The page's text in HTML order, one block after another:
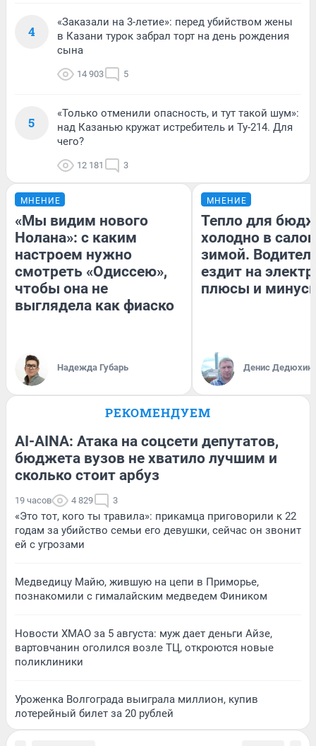
4
«Заказали на 3-летие»: перед убийством жены
в Казани турок забрал торт на день рождения
сына
14 903 5
5
«Только отменили опасность, и тут такой шум»:
над Казанью кружат истребитель и Ту-214. Для
чего?
12 181 3
МНЕНИЕ
«Мы видим нового
Нолана»: с каким
настроем нужно
смотреть «Одиссею»,
чтобы она не
выглядела как фиаско
Надежда Губарь
МНЕНИЕ
Тепло для
холодно в
зимой.
ездит на
плюсы и
Денис Дедюхин
РЕКОМЕНДУЕМ
AI-AINA: Атака на соцсети депутатов,
бюджета вузов не хватило лучшим и
сколько стоит арбуз
19 часов 4 829 3
«Это тот, кого ты травила»: прикамца приговорили к 22
годам за убийство семьи его девушки, сейчас он звонит
ей с угрозами
Медведицу Майю, жившую на цепи в Приморье,
познакомили с гималайским медведем Фиником
Новости ХМАО за 5 августа: муж дает деньги Айзе,
вартовчанин оголился возле ТЦ, откроются новые
поликлиники
Уроженка Волгограда выиграла миллион, купив
лотерейный билет за 20 рублей